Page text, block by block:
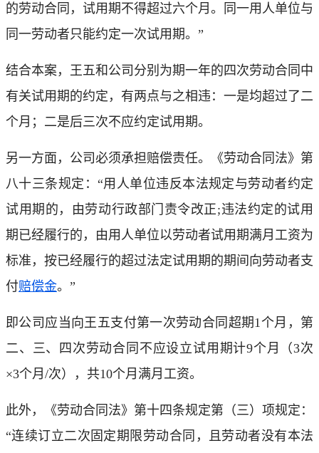
的劳动合同，试用期不得超过六个月。同一用人单位与
同一劳动者只能约定一次试用期。”
结合本案，王五和公司分别为期一年的四次劳动合同中
有关试用期的约定，有两点与之相违：一是均超过了二
个月；二是后三次不应约定试用期。
另一方面，公司必须承担赔偿责任。《劳动合同法》第
八十三条规定：“用人单位违反本法规定与劳动者约定
试用期的，由劳动行政部门责令改正;违法约定的试用
期已经履行的，由用人单位以劳动者试用期满月工资为
标准，按已经履行的超过法定试用期的期间向劳动者支
付赔偿金。”
即公司应当向王五支付第一次劳动合同超期1个月，第
二、三、四次劳动合同不应设立试用期计9个月（3次
×3个月/次），共10个月满月工资。
此外，《劳动合同法》第十四条规定第（三）项规定：
“连续订立二次固定期限劳动合同，且劳动者没有本法